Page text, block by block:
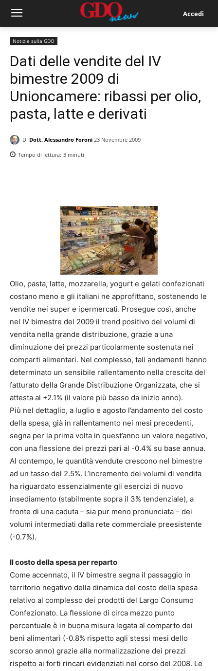
Accedi
Notizie sulla GDO
Dati delle vendite del IV
bimestre 2009 di
Unioncamere: ribassi per olio,
pasta, latte e derivati
Di Dott. Alessandro Foroni 23 Novembre 2009
Tempo di lettura: 3 minuti
Olio, pasta, latte, mozzarella, yogurt e gelati confezionati
costano meno e gli italiani ne approfittano, sostenendo le
vendite nei super e ipermercati. Prosegue così, anche
nel IV bimestre del 2009 il trend positivo dei volumi di
vendita nella grande distribuzione, grazie a una
diminuzione dei prezzi particolarmente sostenuta nei
comparti alimentari. Nel complesso, tali andamenti hanno
determinato un sensibile rallentamento nella crescita del
fatturato della Grande Distribuzione Organizzata, che si
attesta al +2.1% (il valore più basso da inizio anno).
Più nel dettaglio, a luglio e agosto l’andamento del costo
della spesa, già in rallentamento nei mesi precedenti,
segna per la prima volta in quest’anno un valore negativo,
con una flessione dei prezzi pari al -0.4% su base annua.
Al contempo, le quantità vendute crescono nel bimestre
ad un tasso del 2.5%. L’incremento dei volumi di vendita
ha riguardato essenzialmente gli esercizi di nuovo
insediamento (stabilmente sopra il 3% tendenziale), a
fronte di una caduta – sia pur meno pronunciata – dei
volumi intermediati dalla rete commerciale preesistente
(-0.7%).
Il costo della spesa per reparto
Come accennato, il IV bimestre segna il passaggio in
territorio negativo della dinamica del costo della spesa
relativo al complesso dei prodotti del Largo Consumo
Confezionato. La flessione di circa mezzo punto
percentuale è in buona misura legata al comparto dei
beni alimentari (-0.8% rispetto agli stessi mesi dello
scorso anno) grazie alla normalizzazione dei prezzi
rispetto ai forti rincari evidenziati nel corso del 2008. Le